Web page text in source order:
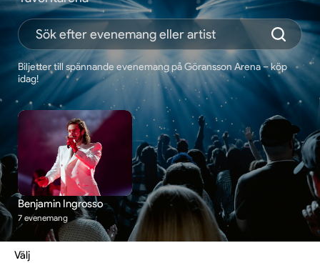
Biljetter till spännande evenemang på Göransson Arena – köp
idag!
Benjamin Ingrosso
7 evenemang
Välj